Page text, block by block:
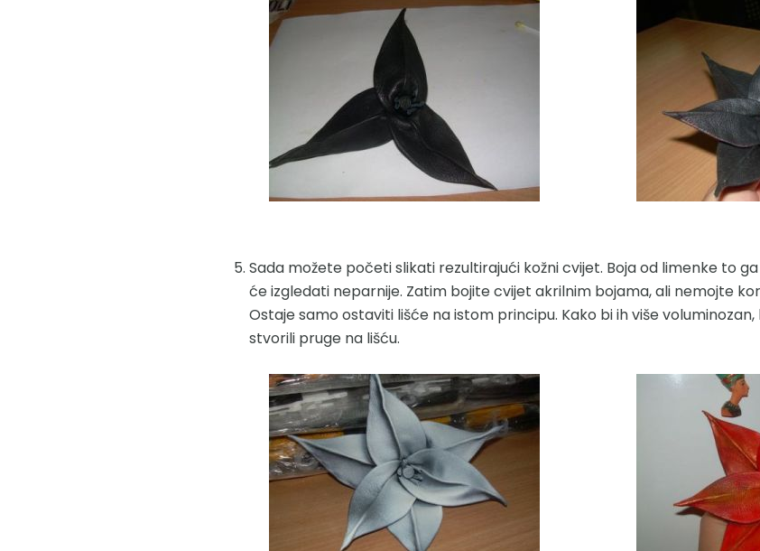
Sada možete početi slikati rezultirajući kožni cvijet. Boja od limenke to
će izgledati neparnije. Zatim bojite cvijet akrilnim bojama, ali nemojte
Ostaje samo ostaviti lišće na istom principu. Kako bi ih više
stvorili pruge na lišću.